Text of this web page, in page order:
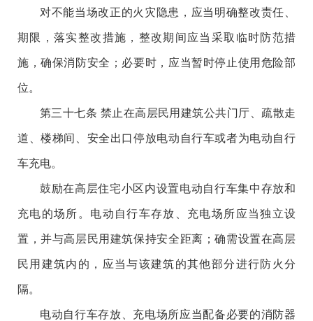
对不能当场改正的火灾隐患，应当明确整改责任、
期限，落实整改措施，整改期间应当采取临时防范措
施，确保消防安全；必要时，应当暂时停止使用危险部
位。
第三十七条 禁止在高层民用建筑公共门厅、疏散走
道、楼梯间、安全出口停放电动自行车或者为电动自行
车充电。
鼓励在高层住宅小区内设置电动自行车集中存放和
充电的场所。电动自行车存放、充电场所应当独立设
置，并与高层民用建筑保持安全距离；确需设置在高层
民用建筑内的，应当与该建筑的其他部分进行防火分
隔。
电动自行车存放、充电场所应当配备必要的消防器